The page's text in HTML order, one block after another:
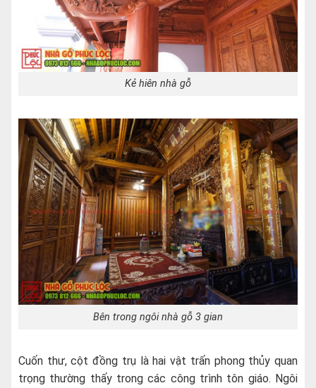
Kẻ hiên nhà gỗ
Bên trong ngôi nhà gỗ 3 gian
Cuốn thư, cột đồng trụ là hai vật trấn phong thủy quan
trọng thường thấy trong các công trình tôn giáo. Ngôi